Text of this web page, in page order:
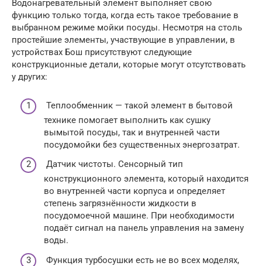
Водонагревательный элемент выполняет свою
функцию только тогда, когда есть такое требование в
выбранном режиме мойки посуды. Несмотря на столь
простейшие элементы, участвующие в управлении, в
устройствах Бош присутствуют следующие
конструкционные детали, которые могут отсутствовать
у других:
Теплообменник — такой элемент в бытовой
технике помогает выполнить как сушку
вымытой посуды, так и внутренней части
посудомойки без существенных энергозатрат.
Датчик чистоты. Сенсорный тип
конструкционного элемента, который находится
во внутренней части корпуса и определяет
степень загрязнённости жидкости в
посудомоечной машине. При необходимости
подаёт сигнал на панель управления на замену
воды.
Функция турбосушки есть не во всех моделях,